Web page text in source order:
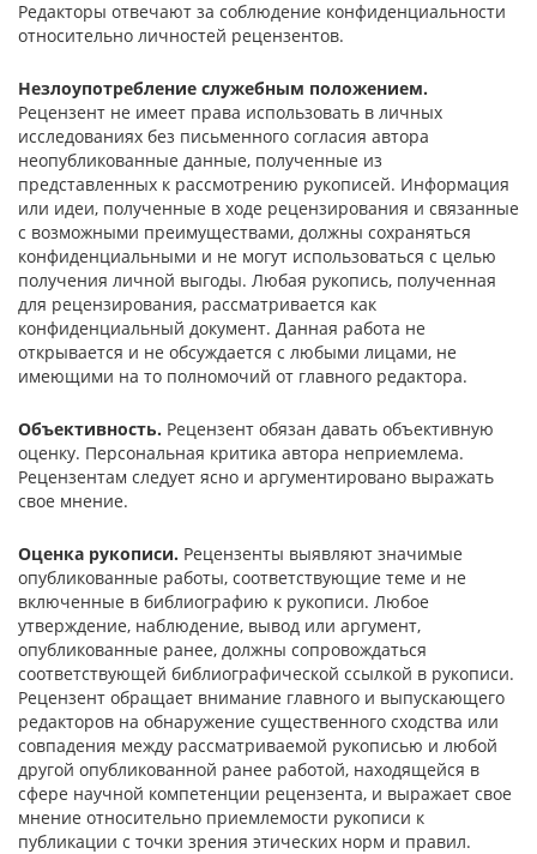
Редакторы отвечают за соблюдение конфиденциальности
относительно личностей рецензентов.
Незлоупотребление служебным положением.
Рецензент не имеет права использовать в личных
исследованиях без письменного согласия автора
неопубликованные данные, полученные из
представленных к рассмотрению рукописей. Информация
или идеи, полученные в ходе рецензирования и связанные
с возможными преимуществами, должны сохраняться
конфиденциальными и не могут использоваться с целью
получения личной выгоды. Любая рукопись, полученная
для рецензирования, рассматривается как
конфиденциальный документ. Данная работа не
открывается и не обсуждается с любыми лицами, не
имеющими на то полномочий от главного редактора.
Объективность. Рецензент обязан давать объективную
оценку. Персональная критика автора неприемлема.
Рецензентам следует ясно и аргументировано выражать
свое мнение.
Оценка рукописи. Рецензенты выявляют значимые
опубликованные работы, соответствующие теме и не
включенные в библиографию к рукописи. Любое
утверждение, наблюдение, вывод или аргумент,
опубликованные ранее, должны сопровождаться
соответствующей библиографической ссылкой в рукописи.
Рецензент обращает внимание главного и выпускающего
редакторов на обнаружение существенного сходства или
совпадения между рассматриваемой рукописью и любой
другой опубликованной ранее работой, находящейся в
сфере научной компетенции рецензента, и выражает свое
мнение относительно приемлемости рукописи к
публикации с точки зрения этических норм и правил.